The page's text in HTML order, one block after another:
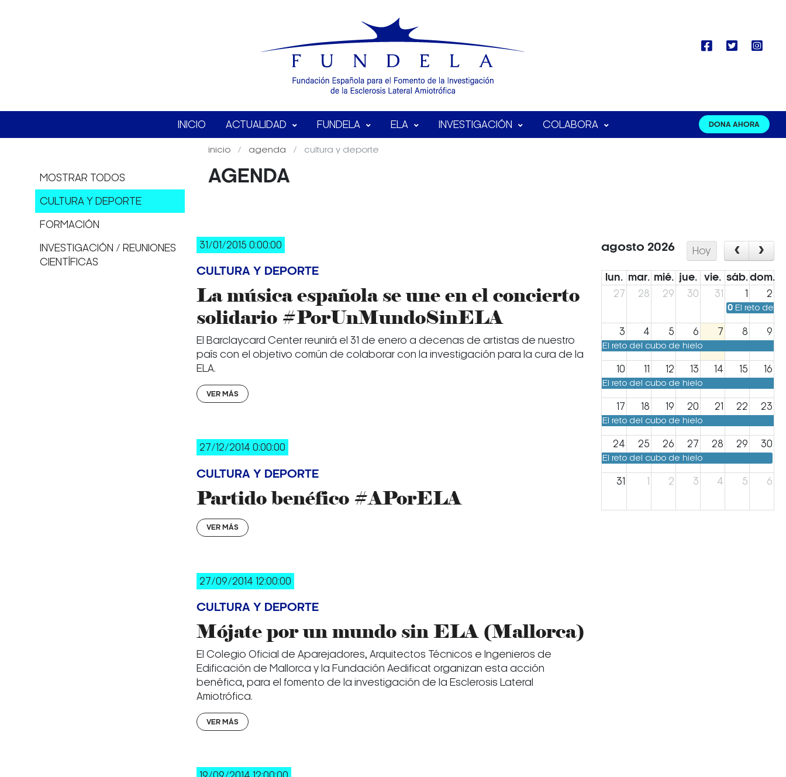
INICIO ACTUALIDAD FUNDELA ELA INVESTIGACIÓN COLABORA DONA AHORA
inicio agenda cultura y deporte
AGENDA
31/01/2015 0:00:00
CULTURA Y DEPORTE
La música española se une en el concierto
solidario #PorUnMundoSinELA
El Barclaycard Center reunirá el 31 de enero a decenas de artistas de nuestro
país con el objetivo común de colaborar con la investigación para la cura de la
ELA.
VER MÁS
27/12/2014 0:00:00
CULTURA Y DEPORTE
Partido benéfico #APorELA
VER MÁS
27/09/2014 12:00:00
CULTURA Y DEPORTE
Mójate por un mundo sin ELA (Mallorca)
El Colegio Oficial de Aparejadores, Arquitectos Técnicos e Ingenieros de
Edificación de Mallorca y la Fundación Aedificat organizan esta acción
benéfica, para el fomento de la investigación de la Esclerosis Lateral
Amiotrófica.
VER MÁS
agosto 2026 Hoy
lun. mar. mié. jue. vie. sáb.dom.
27 28 29 30 31 1 2
0 El reto del
3 4 5 6 7 8 9
El reto del cubo de hielo
10 11 12 13 14 15 16
El reto del cubo de hielo
17 18 19 20 21 22 23
El reto del cubo de hielo
24 25 26 27 28 29 30
El reto del cubo de hielo
31 1 2 3 4 5 6
MOSTRAR TODOS
CULTURA Y DEPORTE
FORMACIÓN
INVESTIGACIÓN / REUNIONES
CIENTÍFICAS